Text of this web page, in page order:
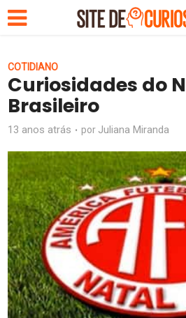
COTIDIANO
Curiosidades do
Brasileiro
13 anos atrás por Juliana Miranda